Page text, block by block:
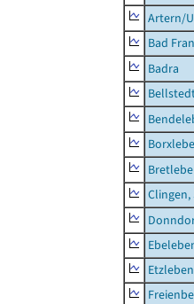
Artern/
Bad
Badra
Etzleben